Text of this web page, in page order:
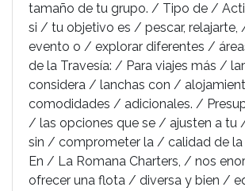
tamaño de tu grupo. / Tipo de /
si / tu objetivo es / pescar, relajarte,
evento o / explorar diferentes /
de la Travesía: / Para viajes más /
considera / lanchas con /
comodidades / adicionales. /
/ las opciones que se / ajusten a tu
sin / comprometer la / calidad de la
En / La Romana Charters, / nos
ofrecer una flota / diversa y bien /